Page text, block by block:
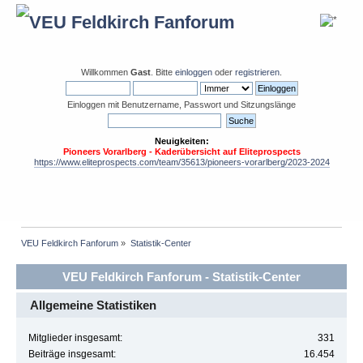
Willkommen Gast . Bitte einloggen oder registrieren
Einloggen mit Benutzername, Passwort und Sitzungslänge
Neuigkeiten:
Pioneers Vorarlberg - Kaderübersicht auf Eliteprospects
https://www.eliteprospects.com/team/35613/pioneers-vorarlberg/2023-2024
VEU Feldkirch Fanforum » Statistik-Center
VEU Feldkirch Fanforum - Statistik-Center
Allgemeine Statistiken
Mitglieder insgesamt:
331
Beiträge insgesamt:
16.454